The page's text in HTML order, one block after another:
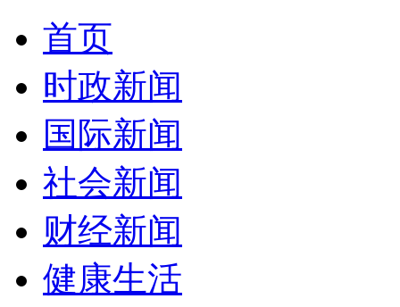
首页
时政新闻
国际新闻
社会新闻
财经新闻
健康生活